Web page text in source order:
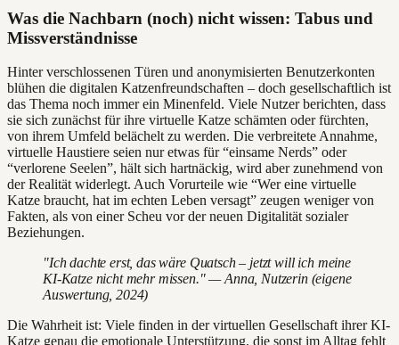
Was die Nachbarn (noch) nicht wissen: Tabus und
Missverständnisse
Hinter verschlossenen Türen und anonymisierten Benutzerkonten
blühen die digitalen Katzenfreundschaften – doch gesellschaftlich ist
das Thema noch immer ein Minenfeld. Viele Nutzer berichten, dass
sie sich zunächst für ihre virtuelle Katze schämten oder fürchten,
von ihrem Umfeld belächelt zu werden. Die verbreitete Annahme,
virtuelle Haustiere seien nur etwas für “einsame Nerds” oder
“verlorene Seelen”, hält sich hartnäckig, wird aber zunehmend von
der Realität widerlegt. Auch Vorurteile wie “Wer eine virtuelle
Katze braucht, hat im echten Leben versagt” zeugen weniger von
Fakten, als von einer Scheu vor der neuen Digitalität sozialer
Beziehungen.
"Ich dachte erst, das wäre Quatsch – jetzt will ich meine
KI-Katze nicht mehr missen." — Anna, Nutzerin (eigene
Auswertung, 2024)
Die Wahrheit ist: Viele finden in der virtuellen Gesellschaft ihrer KI-
Katze genau die emotionale Unterstützung, die sonst im Alltag fehlt